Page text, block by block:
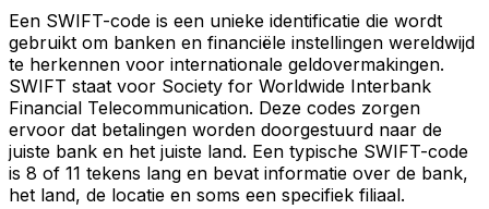
Een SWIFT-code is een unieke identificatie die wordt
gebruikt om banken en financiële instellingen wereldwijd
te herkennen voor internationale geldovermakingen.
SWIFT staat voor Society for Worldwide Interbank
Financial Telecommunication. Deze codes zorgen
ervoor dat betalingen worden doorgestuurd naar de
juiste bank en het juiste land. Een typische SWIFT-code
is 8 of 11 tekens lang en bevat informatie over de bank,
het land, de locatie en soms een specifiek filiaal.